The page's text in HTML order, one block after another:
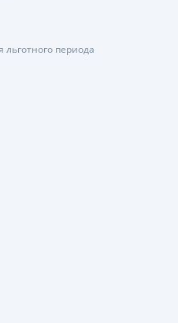
льготного периода